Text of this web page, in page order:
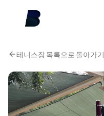
테니스장 목록으로 돌아가기